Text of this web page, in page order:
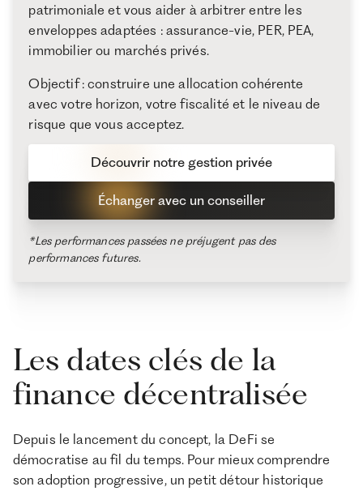
patrimoniale et vous aider à arbitrer entre les
enveloppes adaptées : assurance-vie, PER, PEA,
immobilier ou marchés privés.
Objectif : construire une allocation cohérente
avec votre horizon, votre fiscalité et le niveau de
risque que vous acceptez.
Échanger avec un conseiller
Découvrir notre gestion privée
*Les performances passées ne préjugent pas des
performances futures.
Les dates clés de la
finance décentralisée
Depuis le lancement du concept, la DeFi se
démocratise au fil du temps. Pour mieux comprendre
son adoption progressive, un petit détour historique